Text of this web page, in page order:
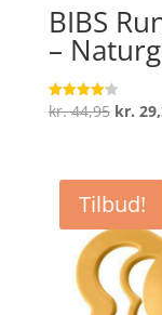
BIBS
–
Vurderet
4.2
kr.44,95 Den
var:
kr.
kr.
Tilbud!